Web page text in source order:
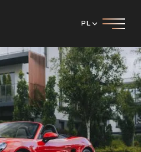
PL